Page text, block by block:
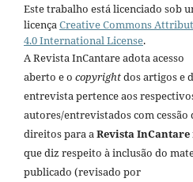
Este trabalho está licenciado sob
licençaCreative Commons
4.0 International License.
A Revista InCantare adota acesso
aberto e o copyrightdos artigos e
entrevista pertence aos
autores/entrevistados com cessão
direitos para aRevista InCantare
que diz respeito à inclusão do
publicado (revisado por